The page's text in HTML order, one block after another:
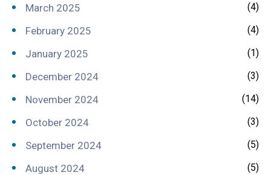
March 2025 (4)
February 2025 (4)
January 2025 (1)
December 2024 (3)
November 2024 (14)
October 2024 (3)
September 2024 (5)
August 2024 (5)